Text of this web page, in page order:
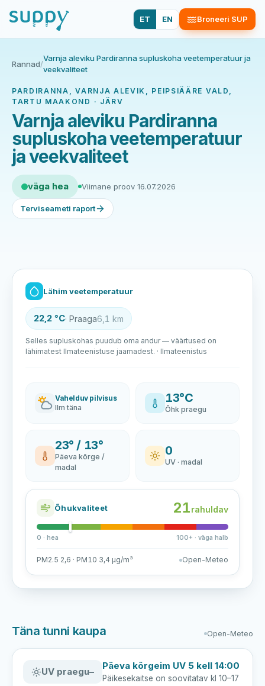
ET EN Broneeri SUP
Rannad/
Varnja aleviku Pardiranna supluskoha veetemperatuur ja
veekvaliteet
PARDIRANNA, VARNJA ALEVIK, PEIPSIÄÄRE VALD,
TARTU MAAKOND · JÄRV
Varnja aleviku Pardiranna
supluskoha veetemperatuur
ja veekvaliteet
väga hea Viimane proov 16.07.2026
Terviseameti raport
Lähim veetemperatuur
22,2 °C· Praaga6,1 km
Selles supluskohas puudub oma andur — väärtused on
lähimatest Ilmateenistuse jaamadest. · Ilmateenistus
Vahelduv pilvisus
Ilm täna
13°C
Õhk praegu
23° / 13°
Päeva kõrge /
madal
0
UV · madal
Õhukvaliteet 21rahuldav
0 · hea 100+ · väga halb
PM2.5 2,6 · PM10 3,4 µg/m³ Open-Meteo
Täna tunni kaupa Open-Meteo
UV praegu–
Päeva kõrgeim UV 5 kell 14:00
Päikesekaitse on soovitatav kl 10–17